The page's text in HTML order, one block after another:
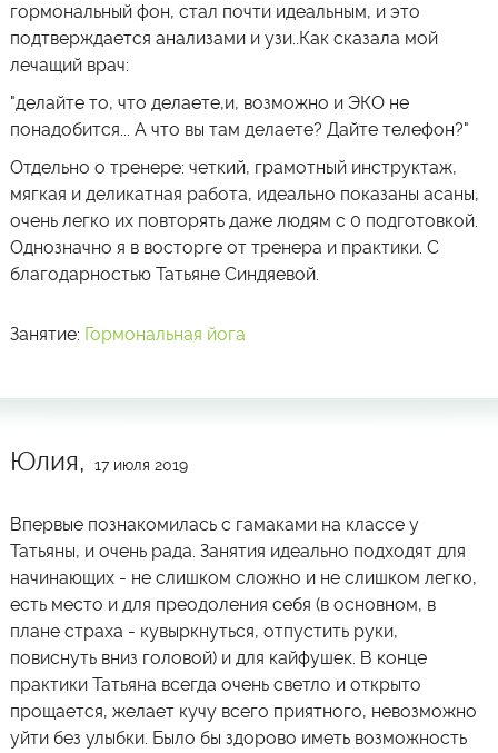
гормональный фон, стал почти идеальным, и это
подтверждается анализами и узи..Как сказала мой
лечащий врач:
"делайте то, что делаете,и, возможно и ЭКО не
понадобится... А что вы там делаете? Дайте телефон?"
Отдельно о тренере: четкий, грамотный инструктаж,
мягкая и деликатная работа, идеально показаны асаны,
очень легко их повторять даже людям с 0 подготовкой.
Однозначно я в восторге от тренера и практики. С
благодарностью Татьяне Синдяевой.
Занятие: Гормональная йога
Юлия, 17 июля 2019
Впервые познакомилась с гамаками на классе у
Татьяны, и очень рада. Занятия идеально подходят для
начинающих - не слишком сложно и не слишком легко,
есть место и для преодоления себя (в основном, в
плане страха - кувыркнуться, отпустить руки,
повиснуть вниз головой) и для кайфушек. В конце
практики Татьяна всегда очень светло и открыто
прощается, желает кучу всего приятного, невозможно
уйти без улыбки. Было бы здорово иметь возможность